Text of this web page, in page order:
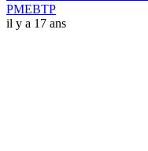
PMEBTP
il y a 17 ans